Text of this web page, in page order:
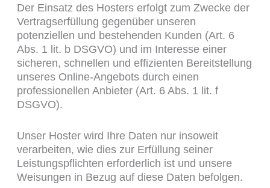
Der Einsatz des Hosters erfolgt zum Zwecke der
Vertragserfüllung gegenüber unseren
potenziellen und bestehenden Kunden (Art. 6
Abs. 1 lit. b DSGVO) und im Interesse einer
sicheren, schnellen und effizienten Bereitstellung
unseres Online-Angebots durch einen
professionellen Anbieter (Art. 6 Abs. 1 lit. f
DSGVO).
Unser Hoster wird Ihre Daten nur insoweit
verarbeiten, wie dies zur Erfüllung seiner
Leistungspflichten erforderlich ist und unsere
Weisungen in Bezug auf diese Daten befolgen.